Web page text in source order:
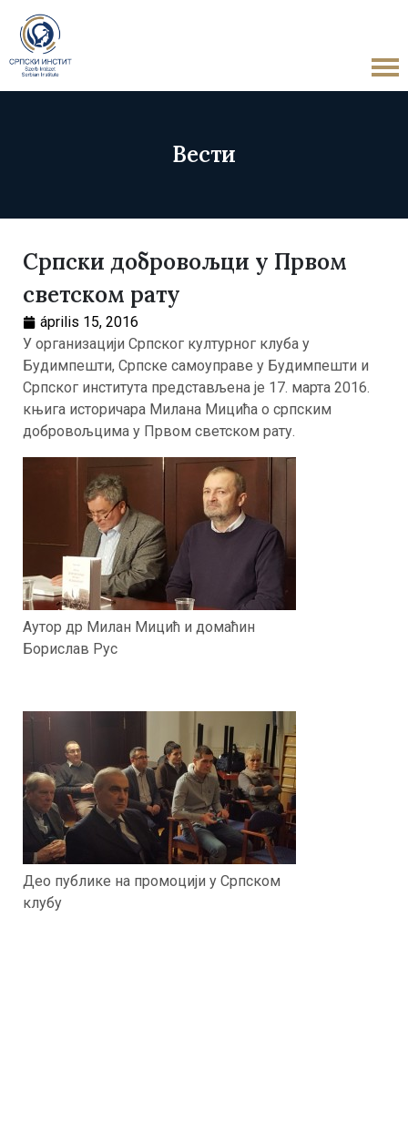
Вести
Српски добровољци у Првом
светском рату
április 15, 2016
У организацији Српског културног клуба у
Будимпешти, Српске самоуправе у Будимпешти и
Српског института представљена је 17. марта 2016.
књига историчара Милана Мицића о српским
добровољцима у Првом светском рату.
Аутор др Милан Мицић и домаћин
Борислав Рус
Део публике на промоцији у Српском
клубу